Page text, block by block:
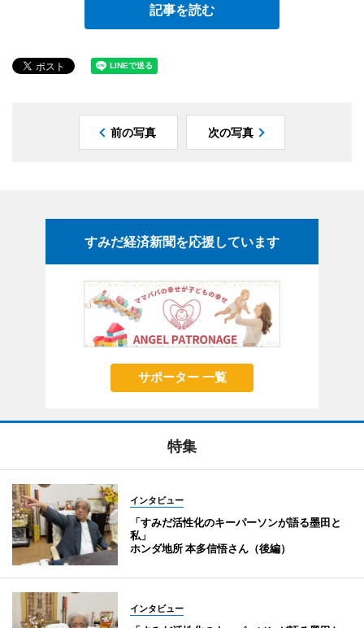
記事を読む
前の写真 次の写真
すみだ経済新聞を応援しています
サポーター 一覧
特集
インタビュー
「すみだ活性化のキーパーソンが語る墨田と
私」
ホンダ地所 本多信悟さん（後編）
インタビュー